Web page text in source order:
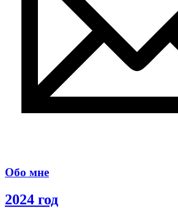
Обо мне
2024 год